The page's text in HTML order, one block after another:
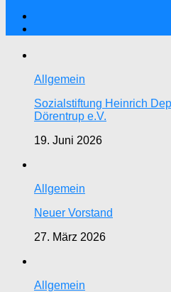
Allgemein
Sozialstiftung Heinrich
Dörentrup e.V.
19. Juni 2026
Allgemein
Neuer Vorstand
27. März 2026
Allgemein